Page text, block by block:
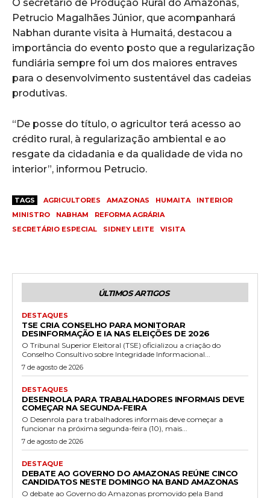
O secretário de Produção Rural do Amazonas,
Petrucio Magalhães Júnior, que acompanhará
Nabhan durante visita à Humaitá, destacou a
importância do evento posto que a regularização
fundiária sempre foi um dos maiores entraves
para o desenvolvimento sustentável das cadeias
produtivas.
“De posse do título, o agricultor terá acesso ao
crédito rural, à regularização ambiental e ao
resgate da cidadania e da qualidade de vida no
interior”, informou Petrucio.
TAGS AGRICULTORES AMAZONAS HUMAITA
INTERIOR
MINISTRO
NABHAM
REFORMA AGRÁRIA
SECRETÁRIO ESPECIAL
SIDNEY LEITE VISITA
ÚLTIMOS ARTIGOS
DESTAQUES
TSE CRIA CONSELHO PARA MONITORAR
DESINFORMAÇÃO E IA NAS ELEIÇÕES DE 2026
O Tribunal Superior Eleitoral (TSE) oficializou a criação do
Conselho Consultivo sobre Integridade Informacional...
7 de agosto de 2026
DESTAQUES
DESENROLA PARA TRABALHADORES INFORMAIS DEVE
COMEÇAR NA SEGUNDA-FEIRA
O Desenrola para trabalhadores informais deve começar a
funcionar na próxima segunda-feira (10), mais...
7 de agosto de 2026
DESTAQUE
DEBATE AO GOVERNO DO AMAZONAS REÚNE CINCO
CANDIDATOS NESTE DOMINGO NA BAND AMAZONAS
O debate ao Governo do Amazonas promovido pela Band